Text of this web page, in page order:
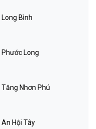
Bình
Long
Nhơn Phú
Hội Tây